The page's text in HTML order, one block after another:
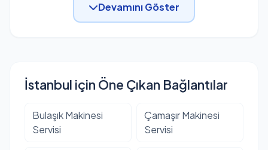
Devamını Göster
İstanbul için Öne Çıkan Bağlantılar
Bulaşık Makinesi
Servisi
Çamaşır Makinesi
Servisi